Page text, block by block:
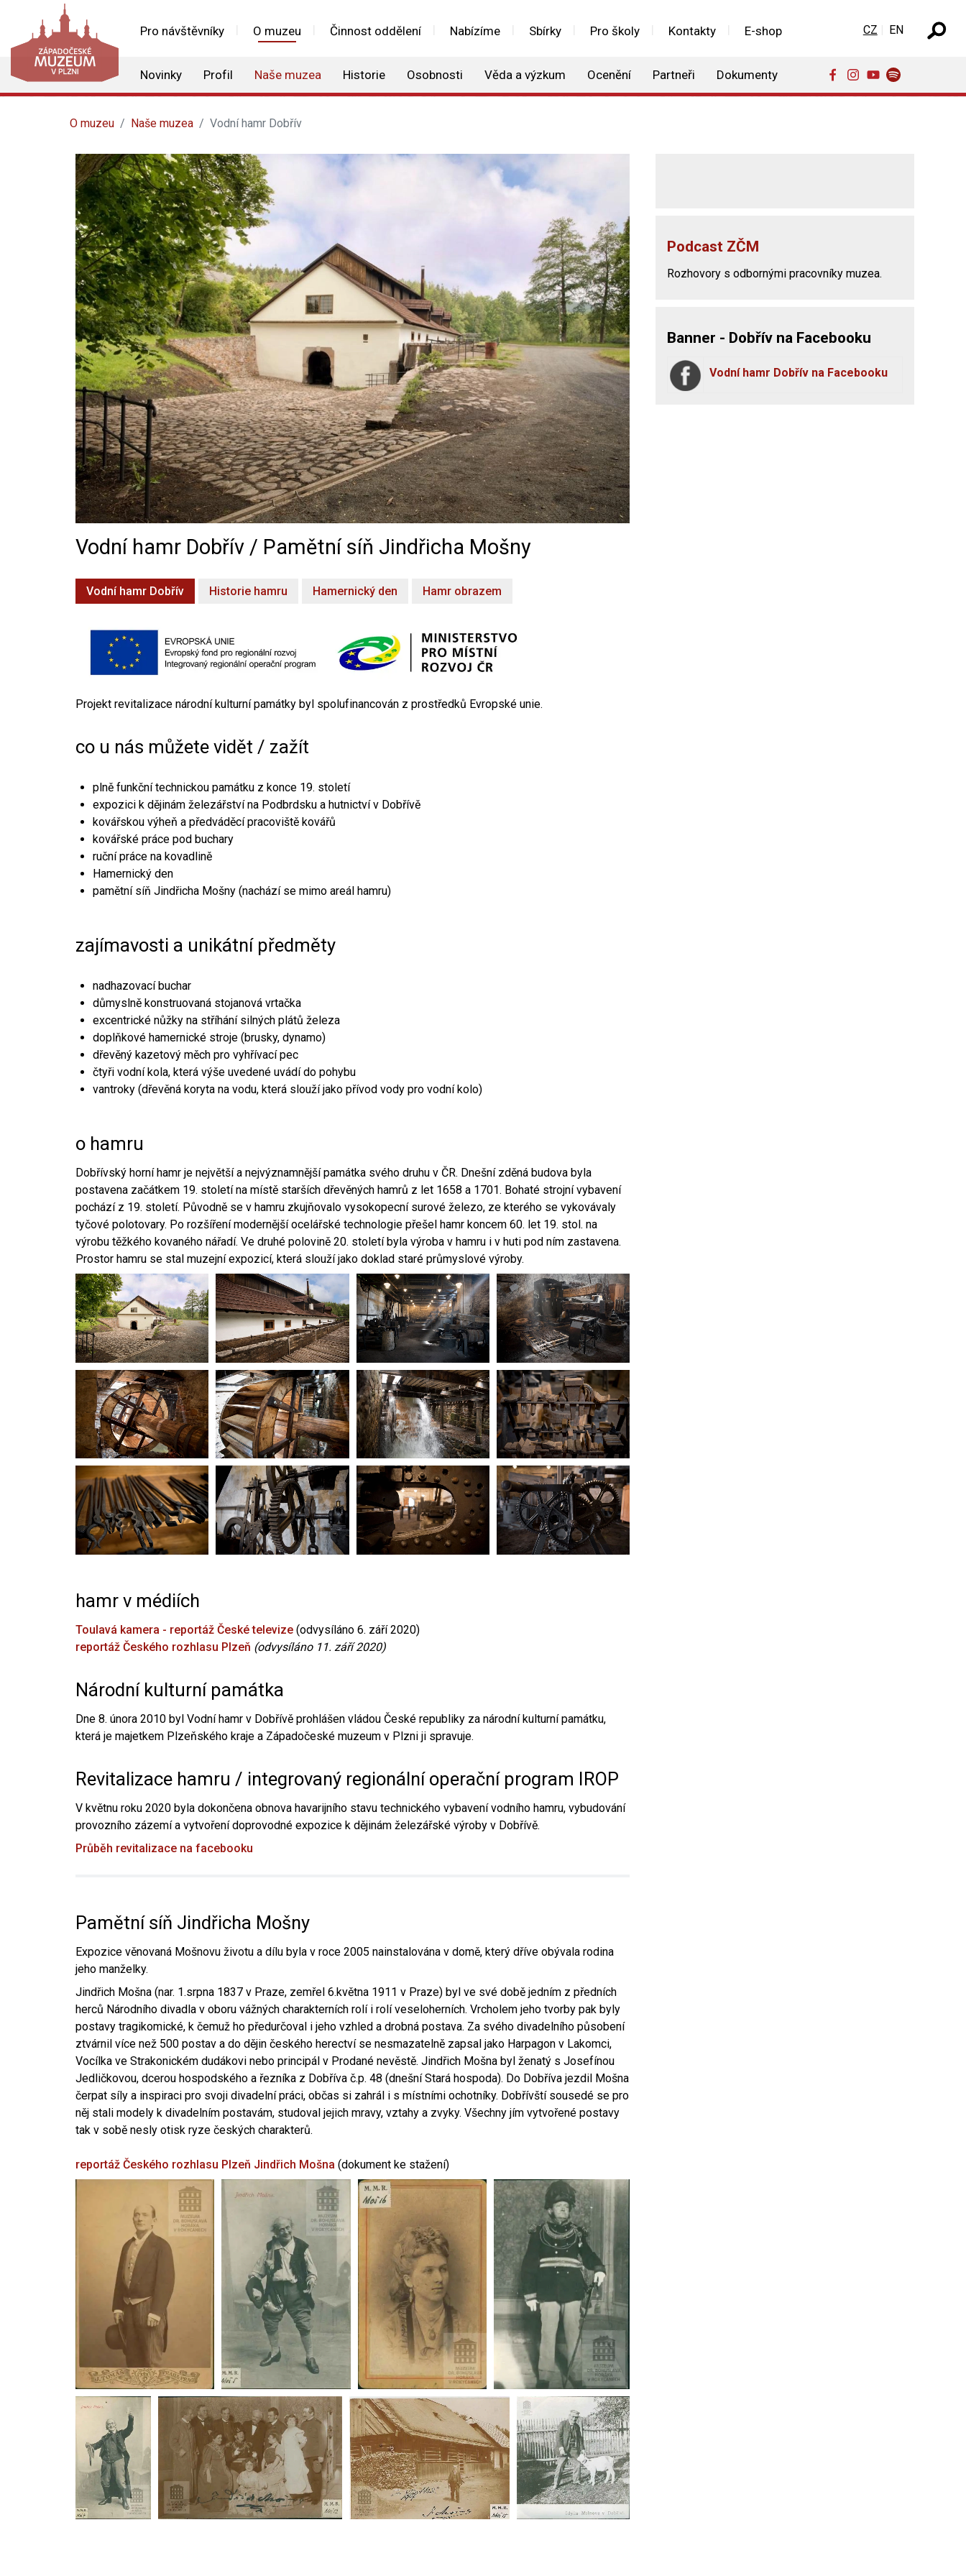
Pro návštěvníky O muzeu Činnost oddělení Nabízíme Sbírky Pro školy Kontakty E-shop
Novinky Profil Naše muzea Historie Osobnosti Věda a výzkum Ocenění Partneři Dokumenty
Zvolte jazyk
CZ EN
O muzeu Naše muzea Vodní hamr Dobřív
Vodní hamr Dobřív / Pamětní síň Jindřicha Mošny
Vodní hamr Dobřív Historie hamru Hamernický den Hamr obrazem
Projekt revitalizace národní kulturní památky byl spolufinancován z prostředků Evropské unie.
co u nás můžete vidět / zažít
plně funkční technickou památku z konce 19. století
expozici k dějinám železářství na Podbrdsku a hutnictví v Dobřívě
kovářskou výheň a předváděcí pracoviště kovářů
kovářské práce pod buchary
ruční práce na kovadlině
Hamernický den
pamětní síň Jindřicha Mošny (nachází se mimo areál hamru)
zajímavosti a unikátní předměty
nadhazovací buchar
důmyslně konstruovaná stojanová vrtačka
excentrické nůžky na stříhání silných plátů železa
doplňkové hamernické stroje (brusky, dynamo)
dřevěný kazetový měch pro vyhřívací pec
čtyři vodní kola, která výše uvedené uvádí do pohybu
vantroky (dřevěná koryta na vodu, která slouží jako přívod vody pro vodní kolo)
o hamru
Dobřívský horní hamr je největší a nejvýznamnější památka svého druhu v ČR. Dnešní zděná budova byla
postavena začátkem 19. století na místě starších dřevěných hamrů z let 1658 a 1701. Bohaté strojní vybavení
pochází z 19. století. Původně se v hamru zkujňovalo vysokopecní surové železo, ze kterého se vykovávaly
tyčové polotovary. Po rozšíření modernější ocelářské technologie přešel hamr koncem 60. let 19. stol. na
výrobu těžkého kovaného nářadí. Ve druhé polovině 20. století byla výroba v hamru i v huti pod ním zastavena.
Prostor hamru se stal muzejní expozicí, která slouží jako doklad staré průmyslové výroby.
hamr v médiích
Toulavá kamera - reportáž České televize (odvysíláno 6. září 2020)
reportáž Českého rozhlasu Plzeň (odvysíláno 11. září 2020)
Národní kulturní památka
Dne 8. února 2010 byl Vodní hamr v Dobřívě prohlášen vládou České republiky za národní kulturní památku,
která je majetkem Plzeňského kraje a Západočeské muzeum v Plzni ji spravuje.
Revitalizace hamru / integrovaný regionální operační program IROP
V květnu roku 2020 byla dokončena obnova havarijního stavu technického vybavení vodního hamru, vybudování
provozního zázemí a vytvoření doprovodné expozice k dějinám železářské výroby v Dobřívě.
Průběh revitalizace na facebooku
Pamětní síň Jindřicha Mošny
Expozice věnovaná Mošnovu životu a dílu byla v roce 2005 nainstalována v domě, který dříve obývala rodina
jeho manželky.
Jindřich Mošna (nar. 1.srpna 1837 v Praze, zemřel 6.května 1911 v Praze) byl ve své době jedním z předních
herců Národního divadla v oboru vážných charakterních rolí i rolí veseloherních. Vrcholem jeho tvorby pak byly
postavy tragikomické, k čemuž ho předurčoval i jeho vzhled a drobná postava. Za svého divadelního působení
ztvárnil více než 500 postav a do dějin českého herectví se nesmazatelně zapsal jako Harpagon v Lakomci,
Vocílka ve Strakonickém dudákovi nebo principál v Prodané nevěstě. Jindřich Mošna byl ženatý s Josefínou
Jedličkovou, dcerou hospodského a řezníka z Dobříva č.p. 48 (dnešní Stará hospoda). Do Dobříva jezdil Mošna
čerpat síly a inspiraci pro svoji divadelní práci, občas si zahrál i s místními ochotníky. Dobřívští sousedé se pro
něj stali modely k divadelním postavám, studoval jejich mravy, vztahy a zvyky. Všechny jím vytvořené postavy
tak v sobě nesly otisk ryze českých charakterů.
reportáž Českého rozhlasu Plzeň Jindřich Mošna (dokument ke stažení)
Podcast ZČM
Rozhovory s odbornými pracovníky muzea.
Banner - Dobřív na Facebooku
Vodní hamr Dobřív na Facebooku